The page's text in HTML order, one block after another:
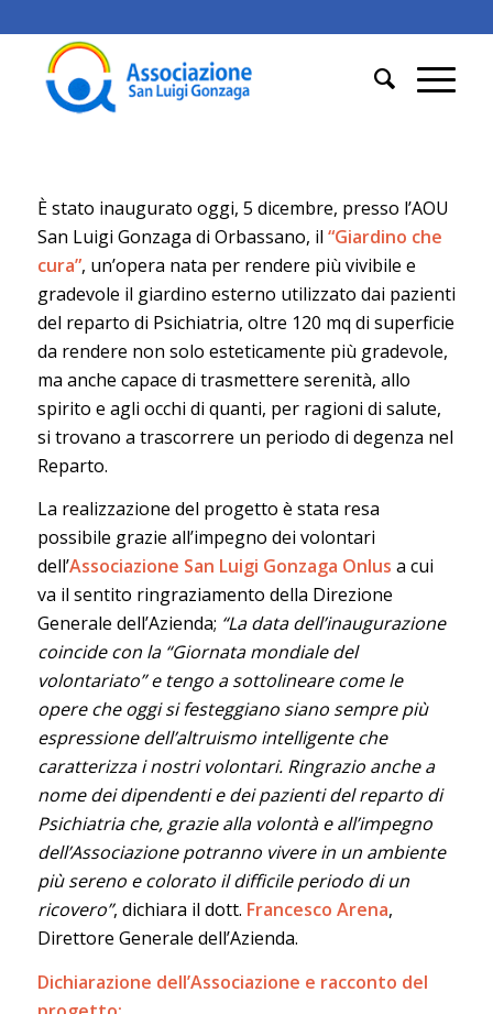
È stato inaugurato oggi, 5 dicembre, presso l’AOU
San Luigi Gonzaga di Orbassano, il “Giardino che
cura”, un’opera nata per rendere più vivibile e
gradevole il giardino esterno utilizzato dai pazienti
del reparto di Psichiatria, oltre 120 mq di superficie
da rendere non solo esteticamente più gradevole,
ma anche capace di trasmettere serenità, allo
spirito e agli occhi di quanti, per ragioni di salute,
si trovano a trascorrere un periodo di degenza nel
Reparto.
La realizzazione del progetto è stata resa
possibile grazie all’impegno dei volontari
dell’Associazione San Luigi Gonzaga Onlus a cui
va il sentito ringraziamento della Direzione
Generale dell’Azienda; “La data dell’inaugurazione
coincide con la “Giornata mondiale del
volontariato” e tengo a sottolineare come le
opere che oggi si festeggiano siano sempre più
espressione dell’altruismo intelligente che
caratterizza i nostri volontari. Ringrazio anche a
nomedei dipendenti e dei pazienti del reparto di
Psichiatria che, grazie alla volontà e all’impegno
dell’Associazione potranno vivere in un ambiente
più sereno e colorato il difficile periodo di un
ricovero”, dichiara il dott. Francesco Arena,
Direttore Generale dell’Azienda.
Dichiarazione dell’Associazione e racconto del